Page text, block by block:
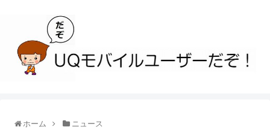
ホーム ニュース